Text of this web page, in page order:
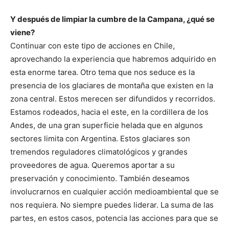
Y después de limpiar la cumbre de la Campana, ¿qué se
viene?
Continuar con este tipo de acciones en Chile,
aprovechando la experiencia que habremos adquirido en
esta enorme tarea. Otro tema que nos seduce es la
presencia de los glaciares de montaña que existen en la
zona central. Estos merecen ser difundidos y recorridos.
Estamos rodeados, hacia el este, en la cordillera de los
Andes, de una gran superficie helada que en algunos
sectores limita con Argentina. Estos glaciares son
tremendos reguladores climatológicos y grandes
proveedores de agua. Queremos aportar a su
preservación y conocimiento. También deseamos
involucrarnos en cualquier acción medioambiental que se
nos requiera. No siempre puedes liderar. La suma de las
partes, en estos casos, potencia las acciones para que se